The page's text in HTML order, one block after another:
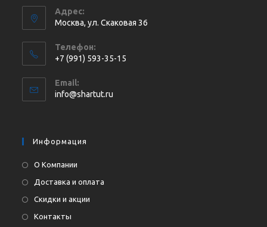
Адрес:
Москва, ул. Cкаковая 36
Телефон:
+7 (991) 593-35-15
в
вашем
Email:
info@shartut.ru
Информация
О Компании
Доставка и оплата
Скидки и акции
Контакты